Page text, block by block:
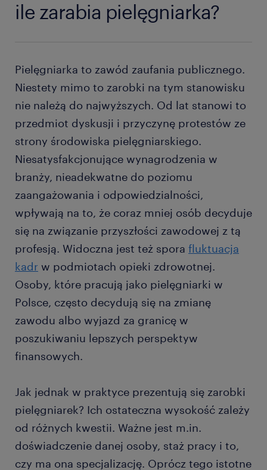
ile zarabia pielęgniarka?
Pielęgniarka to zawód zaufania publicznego.
Niestety mimo to zarobki na tym stanowisku
nie należą do najwyższych. Od lat stanowi to
przedmiot dyskusji i przyczynę protestów ze
strony środowiska pielęgniarskiego.
Niesatysfakcjonujące wynagrodzenia w
branży, nieadekwatne do poziomu
zaangażowania i odpowiedzialności,
wpływają na to, że coraz mniej osób decyduje
się na związanie przyszłości zawodowej z tą
profesją. Widoczna jest też spora fluktuacja
kadr w podmiotach opieki zdrowotnej.
Osoby, które pracują jako pielęgniarki w
Polsce, często decydują się na zmianę
zawodu albo wyjazd za granicę w
poszukiwaniu lepszych perspektyw
finansowych.
Jak jednak w praktyce prezentują się zarobki
pielęgniarek? Ich ostateczna wysokość zależy
od różnych kwestii. Ważne jest m.in.
doświadczenie danej osoby, staż pracy i to,
czy ma ona specjalizację. Oprócz tego istotne